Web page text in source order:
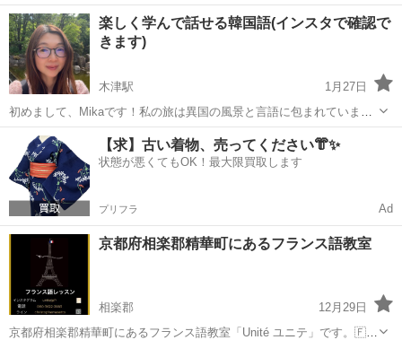
用の最大70％還付（要件有、詳細はお尋ねください） ■KECは全校舎
「文化庁届出受理講座」。 ■受講曜日・時間帯振替受講、校舎間振替
受講、休学制度、動画視聴（基...
京都 京都市 その他
楽しく学んで話せる韓国語(インスタで確認で
きます)
木津駅
1月27日
初めまして、Mikaです！私の旅は異国の風景と言語に包まれていま
す。アメリカ生まれ、韓国での幼少期を経て、中国で大学生活。その
後は、日本の国立大学で研究生として過ごしました。 今はオンライン
を中心に、韓国語、中国語、英語、...
京都 韓国語 カルチャー
【求】古い着物、売ってください👘✨
状態が悪くてもOK！最大限買取します
プリフラ Ad
京都府相楽郡精華町にあるフランス語教室
相楽郡
12月29日
京都府相楽郡精華町にあるフランス語教室「Unité ユニテ」です。🇫🇷